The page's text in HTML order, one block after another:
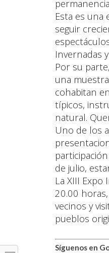
Esta es una
seguir
Invernadas
Por su
una
cohabitan
típicos,
natural.
Uno de los
de julio,
La XIII
20.00
vecinos y
pueblos
Síguenos en